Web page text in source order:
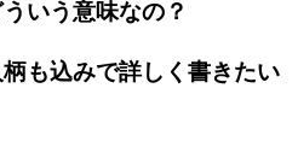
いう意味なの？
も込みで詳しく書きたい